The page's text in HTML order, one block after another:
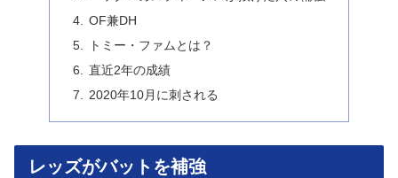
OF兼DH
トミー・ファムとは？
直近2年の成績
2020年10月に刺される
レッズがバットを補強